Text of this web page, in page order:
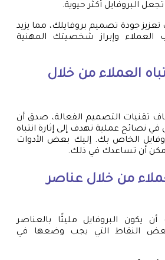
البروفايل أكثر حيوية.
تعزيز جودة تصميم بروفايلك، مما يزيد
وإبراز شخصيتك المهنية
العملاء من خلال
تقنيات التصميم الفعالة، صدق أن
نصائح عملية تهدف إلى إثارة انتباه
الخاص بك. إليك بعض الأدوات
يمكن أن تساعدك في ذلك.
من خلال عناصر
يكون البروفايل مليئًا بالعناصر
بعض النقاط التي يجب وضعها في